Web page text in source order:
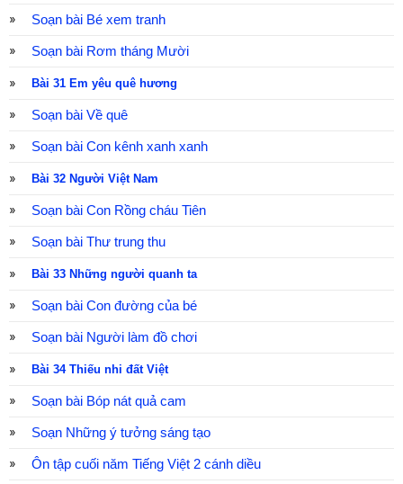
Soạn bài Bé xem tranh
Soạn bài Rơm tháng Mười
Bài 31 Em yêu quê hương
Soạn bài Về quê
Soạn bài Con kênh xanh xanh
Bài 32 Người Việt Nam
Soạn bài Con Rồng cháu Tiên
Soạn bài Thư trung thu
Bài 33 Những người quanh ta
Soạn bài Con đường của bé
Soạn bài Người làm đồ chơi
Bài 34 Thiếu nhi đất Việt
Soạn bài Bóp nát quả cam
Soạn Những ý tưởng sáng tạo
Ôn tập cuối năm Tiếng Việt 2 cánh diều